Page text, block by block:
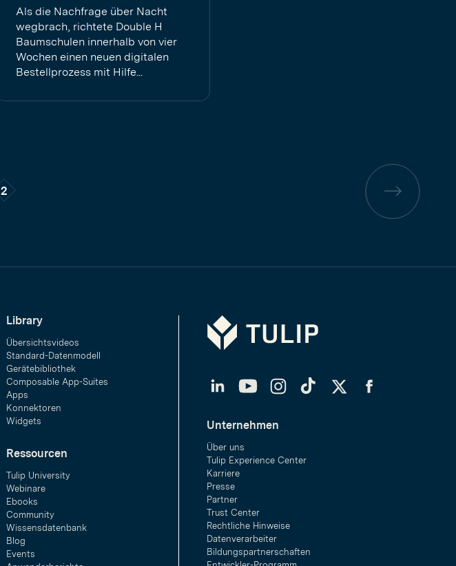
Als die Nachfrage über Nacht
wegbrach, richtete Double H
Baumschulen innerhalb von vier
Wochen einen neuen digitalen
Bestellprozess mit Hilfe...
2
Vorherige
Seite
Library
Übersichtsvideos
Standard-Datenmodell
Gerätebibliothek
Composable App-Suites
Apps
Konnektoren
Widgets
Ressourcen
Tulip University
Webinare
Ebooks
Community
Wissensdatenbank
Blog
Events
Tulip
LinkedInYouTubeInstagramTikTokTwitterFacebook
Unternehmen
Über uns
Tulip Experience Center
Karriere
Presse
Partner
Trust Center
Rechtliche Hinweise
Datenverarbeiter
Bildungspartnerschaften